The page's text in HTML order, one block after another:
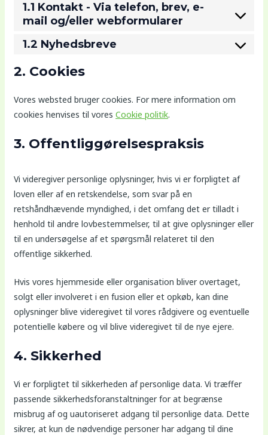
1.1 Kontakt - Via telefon, brev, e-
mail og/eller webformularer
1.2 Nyhedsbreve
2. Cookies
Vores websted bruger cookies. For mere information om
cookies henvises til voresCookie politik.
3. Offentliggørelsespraksis
Vi videregiver personlige oplysninger, hvis vi er forpligtet af
loven eller af en retskendelse, som svar på en
retshåndhævende myndighed, i det omfang det er tilladt i
henhold til andre lovbestemmelser, til at give oplysninger eller
til en undersøgelse af et spørgsmål relateret til den
offentlige sikkerhed.
Hvis vores hjemmeside eller organisation bliver overtaget,
solgt eller involveret i en fusion eller et opkøb, kan dine
oplysninger blive videregivet til vores rådgivere og eventuelle
potentielle købere og vil blive videregivet til de nye ejere.
4. Sikkerhed
Vi er forpligtet til sikkerheden af ​​personlige data. Vi træffer
passende sikkerhedsforanstaltninger for at begrænse
misbrug af og uautoriseret adgang til personlige data. Dette
sikrer, at kun de nødvendige personer har adgang til dine